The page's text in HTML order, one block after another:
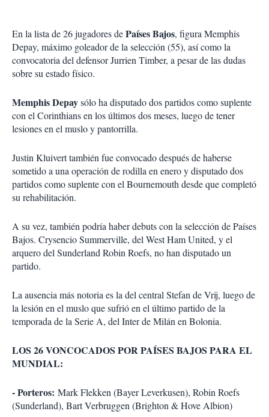
En la lista de 26 jugadores dePaíses Bajos, figura Memphis
Depay, máximo goleador de la selección (55), así como la
convocatoria del defensor Jurrien Timber, a pesar de las dudas
sobre su estado físico.
Memphis Depaysólo ha disputado dos partidos como suplente
con el Corinthians en los últimos dos meses, luego de tener
lesiones en el muslo y pantorrilla.
Justin Kluivert también fue convocado después de haberse
sometido a una operación de rodilla en enero y disputado dos
partidos como suplente con el Bournemouth desde que completó
su rehabilitación.
A su vez, también podría haber debuts con la selección de Países
Bajos. Crysencio Summerville, del West Ham United, y el
arquero del Sunderland Robin Roefs, no han disputado un
partido.
La ausencia más notoria es la del central Stefan de Vrij, luego de
la lesión en el muslo que sufrió en el último partido de la
temporada de la Serie A, del Inter de Milán en Bolonia.
LOS 26 VONCOCADOS POR PAÍSES BAJOS PARA EL
MUNDIAL:
- Porteros: Mark Flekken (Bayer Leverkusen), Robin Roefs
(Sunderland), Bart Verbruggen (Brighton & Hove Albion)